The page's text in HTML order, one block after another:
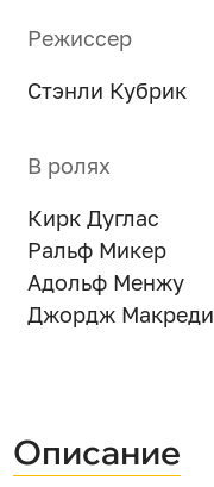
Режиссер
Стэнли Кубрик
В ролях
Кирк Дуглас
Ральф Микер
Адольф Менжу
Джордж Макреди
Описание